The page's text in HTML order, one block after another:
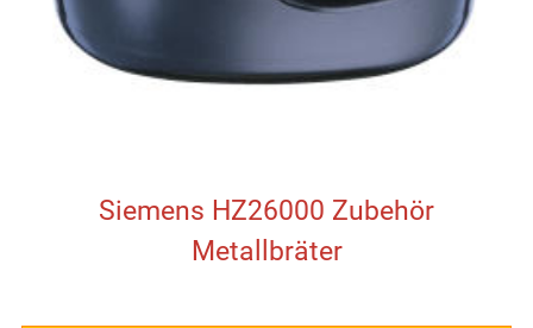
Siemens HZ26000 Zubehör
Metallbräter